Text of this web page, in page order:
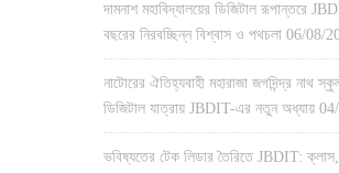
দামনাশ মহাবিদ্যালয়ের ডিজিটাল রূপান্তরে
বছরের নিরবচ্ছিন্ন বিশ্বাস ও পথচলা 06/08/
নাটোরের ঐতিহ্যবাহী মহারাজা জগদিন্দ্র নাথ
ডিজিটাল যাত্রায় JBDIT-এর নতুন অধ্যায়
ভবিষ্যতের টেক লিডার তৈরিতে JBDIT: ক্লাস,